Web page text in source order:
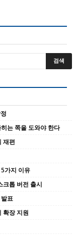
는 쪽을 도와야 한다
재편
가지 이유
크톱 버전 출시
표
확장 지원